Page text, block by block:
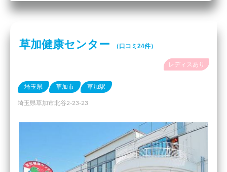
草加健康センター （口コミ24件）
レディスあり
埼玉県 草加市 草加駅
埼玉県草加市北谷2-23-23